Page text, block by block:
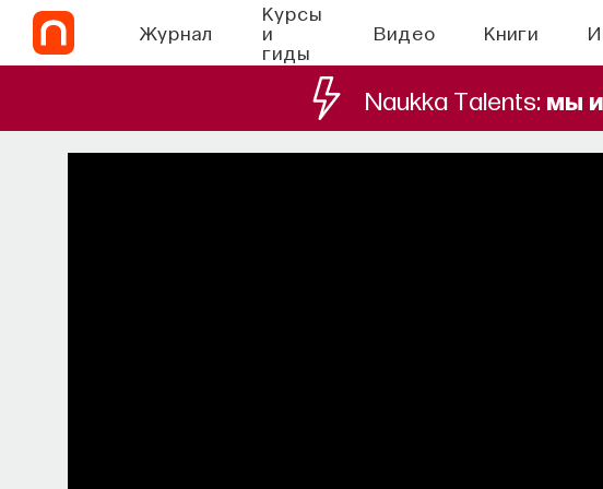
Журнал
Курсы
и
гиды
Видео Книги
Naukka Talents: мы